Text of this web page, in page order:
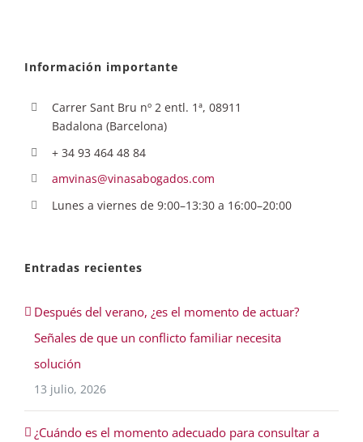
Información importante
Carrer Sant Bru nº 2 entl. 1ª, 08911
Badalona (Barcelona)
+ 34 93 464 48 84
amvinas@vinasabogados.com
Lunes a viernes de 9:00–13:30 a 16:00–20:00
Entradas recientes
Después del verano, ¿es el momento de actuar?
Señales de que un conflicto familiar necesita
solución
13 julio, 2026
¿Cuándo es el momento adecuado para consultar a